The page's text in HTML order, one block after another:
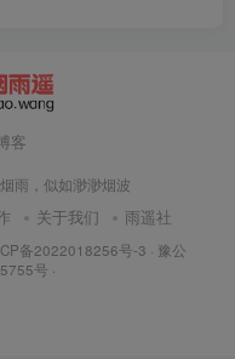
客
雨，似如渺渺烟波
关于我们 雨遥社
备2022018256号-3 · 豫公
号 ·